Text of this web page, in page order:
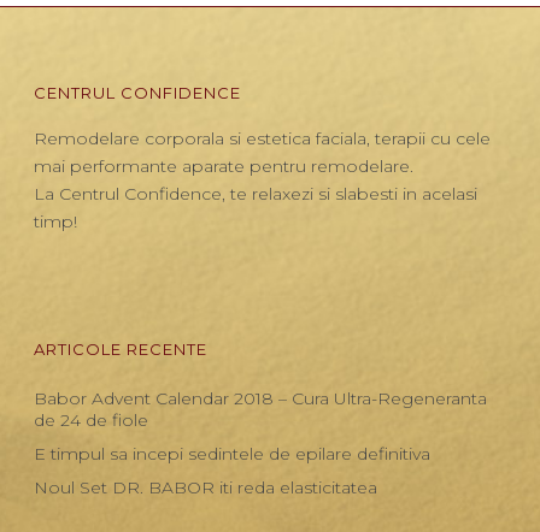
CENTRUL CONFIDENCE
Remodelare corporala si estetica faciala, terapii cu cele
mai performante aparate pentru remodelare.
La Centrul Confidence, te relaxezi si slabesti in acelasi
timp!
ARTICOLE RECENTE
Babor Advent Calendar 2018 – Cura Ultra-Regeneranta
de 24 de fiole
E timpul sa incepi sedintele de epilare definitiva
Noul Set DR. BABOR iti reda elasticitatea